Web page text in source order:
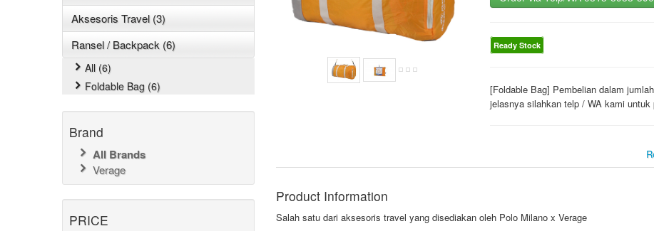
Aksesoris Travel (3)
Ransel / Backpack (6)
All (6)
Foldable Bag (6)
Brand
All Brands
Verage
PRICE
Ready Stock
[Foldable Bag] Pembelian dalam
jelasnya silahkan telp / WA kami untuk
Product Information
Salah satu dari aksesoris travel yang disediakan oleh Polo Milano x Verage